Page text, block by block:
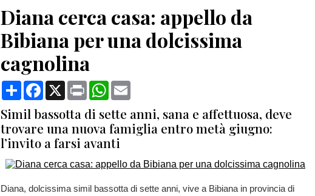
Diana cerca casa: appello da
Bibiana per una dolcissima
cagnolina
CondividiFacebook
X Print WhatsApp
Simil bassotta di sette anni, sana e affettuosa, deve
trovare una nuova famiglia entro metà giugno:
l’invito a farsi avanti
Diana, dolcissima simil bassotta di sette anni, vive a Bibiana in provincia di